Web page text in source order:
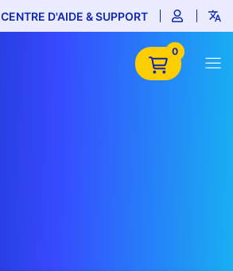
CENTRE D'AIDE & SUPPORT
0